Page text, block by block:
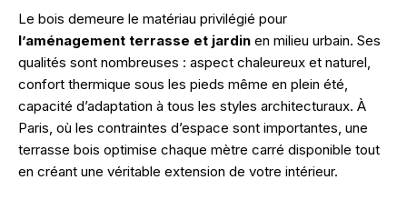
Le bois demeure le matériau privilégié pour
l’aménagement terrasse et jardin en milieu urbain. Ses
qualités sont nombreuses : aspect chaleureux et naturel,
confort thermique sous les pieds même en plein été,
capacité d’adaptation à tous les styles architecturaux. À
Paris, où les contraintes d’espace sont importantes, une
terrasse bois optimise chaque mètre carré disponible tout
en créant une véritable extension de votre intérieur.